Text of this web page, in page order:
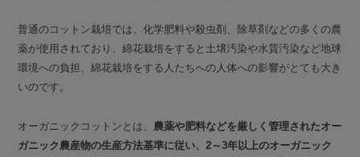
普通のコットン栽培では、化学肥料や殺虫剤、除草剤などの多くの農
薬が使用されており、綿花栽培をすると土壌汚染や水質汚染など地球
環境への負担、綿花栽培をする人たちへの人体への影響がとても大き
いのです。
オーガニックコットンとは、 農薬や肥料などを厳しく管理されたオー
ガニック農産物の生産方法基準に従い、2～3年以上のオーガニック